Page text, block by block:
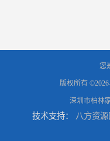
您
版权所有
深圳市柏林
技术支持： 八方资源